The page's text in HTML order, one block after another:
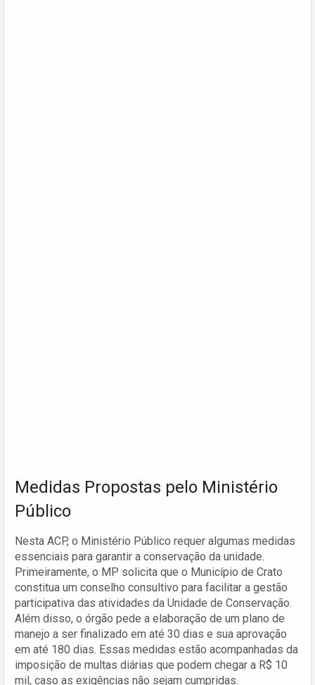
Medidas Propostas pelo Ministério
Público
Nesta ACP, o Ministério Público requer algumas medidas
essenciais para garantir a conservação da unidade.
Primeiramente, o MP solicita que o Município de Crato
constitua um conselho consultivo para facilitar a gestão
participativa das atividades da Unidade de Conservação.
Além disso, o órgão pede a elaboração de um plano de
manejo a ser finalizado em até 30 dias e sua aprovação
em até 180 dias. Essas medidas estão acompanhadas da
imposição de multas diárias que podem chegar a R$ 10
mil, caso as exigências não sejam cumpridas.